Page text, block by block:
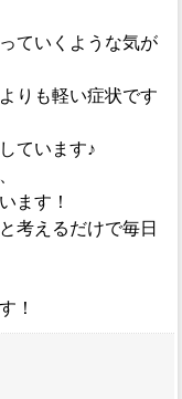
ていくような気が
りも軽い症状です
ています♪
ます！
考えるだけで毎日
！